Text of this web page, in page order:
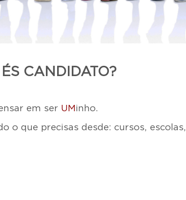
ÉS CANDIDATO?
em ser UM inho.
o que precisas desde: cursos, escolas,